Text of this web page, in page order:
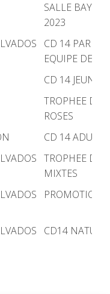
SALLE BAYEUX
2023
CD 14 PAR
EQUIPE DE
CD 14 JEUNES
TROPHEE DES
ROSES
CD 14
TROPHEE DES
MIXTES
CD14 NATURE